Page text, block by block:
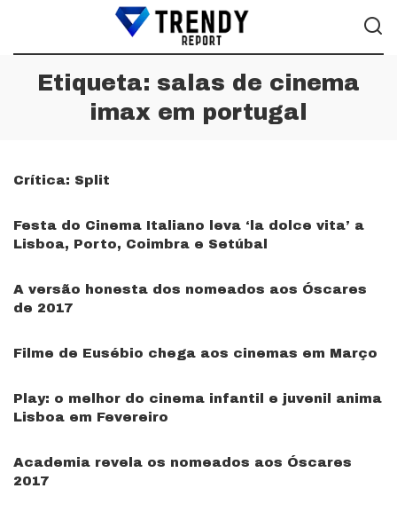
Etiqueta: salas de cinema
imax em portugal
Crítica: Split
Festa do Cinema Italiano leva ‘la dolce vita’ a
Lisboa, Porto, Coimbra e Setúbal
A versão honesta dos nomeados aos Óscares
de 2017
Filme de Eusébio chega aos cinemas em Março
Play: o melhor do cinema infantil e juvenil anima
Lisboa em Fevereiro
Academia revela os nomeados aos Óscares
2017